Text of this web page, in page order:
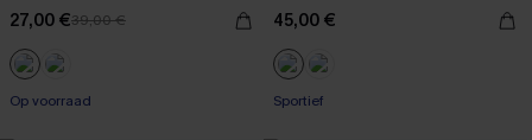
27,00 €39,00 €
Op voorraad
45,00 €
Sportief